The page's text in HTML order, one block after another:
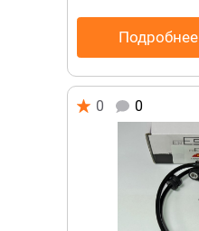
Подробнее
0 0